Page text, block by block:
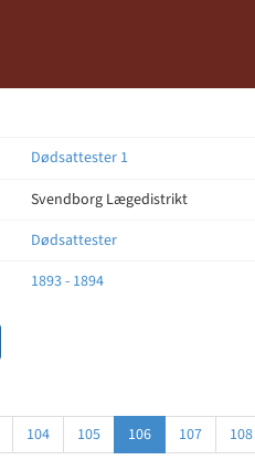
Dødsattester 1
Svendborg Lægedistrikt
Dødsattester
1893 - 1894
104 105 106 107 108